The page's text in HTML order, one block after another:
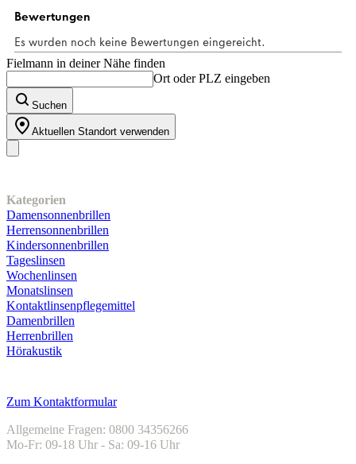
Fielmann in deiner Nähe finden
Ort oder PLZ eingeben
Suchen
Aktuellen Standort verwenden
Kategorien
Damensonnenbrillen
Herrensonnenbrillen
Kindersonnenbrillen
Tageslinsen
Wochenlinsen
Monatslinsen
Kontaktlinsenpflegemittel
Damenbrillen
Herrenbrillen
Hörakustik
Zum Kontaktformular
Allgemeine Fragen: 0800 34356266
Mo-Fr: 09-18 Uhr - Sa: 09-16 Uhr